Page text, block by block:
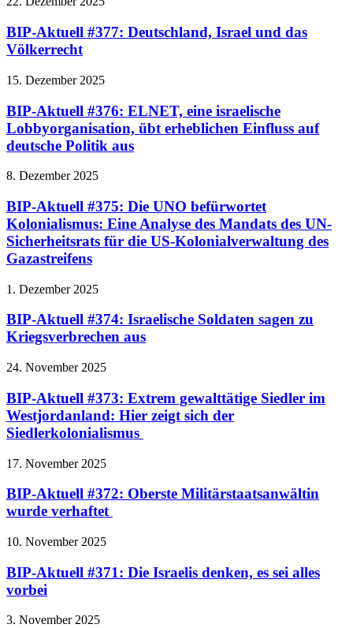
BIP-Aktuell #377: Deutschland, Israel und das
Völkerrecht
15. Dezember 2025
BIP-Aktuell #376: ELNET, eine israelische
Lobbyorganisation, übt erheblichen Einfluss auf
deutsche Politik aus
8. Dezember 2025
BIP-Aktuell #375: Die UNO befürwortet
Kolonialismus: Eine Analyse des Mandats des UN-
Sicherheitsrats für die US-Kolonialverwaltung des
Gazastreifens
1. Dezember 2025
BIP-Aktuell #374: Israelische Soldaten sagen zu
Kriegsverbrechen aus
24. November 2025
BIP-Aktuell #373: Extrem gewalttätige Siedler im
Westjordanland: Hier zeigt sich der
Siedlerkolonialismus
17. November 2025
BIP-Aktuell #372: Oberste Militärstaatsanwältin
wurde verhaftet
10. November 2025
BIP-Aktuell #371: Die Israelis denken, es sei alles
vorbei
3. November 2025